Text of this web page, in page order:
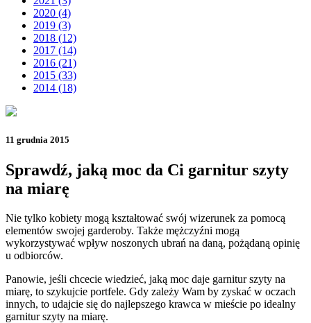
2020 (4)
2019 (3)
2018 (12)
2017 (14)
2016 (21)
2015 (33)
2014 (18)
11 grudnia 2015
Sprawdź, jaką moc da Ci garnitur szyty
na miarę
Nie tylko kobiety mogą kształtować swój wizerunek za pomocą
elementów swojej garderoby. Także mężczyźni mogą
wykorzystywać wpływ noszonych ubrań na daną, pożądaną opinię
u odbiorców.
Panowie, jeśli chcecie wiedzieć, jaką moc daje garnitur szyty na
miarę, to szykujcie portfele. Gdy zależy Wam by zyskać w oczach
innych, to udajcie się do najlepszego krawca w mieście po idealny
garnitur szyty na miarę.